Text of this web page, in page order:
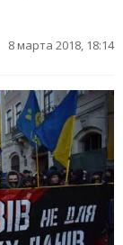
8 марта 2018, 18:14